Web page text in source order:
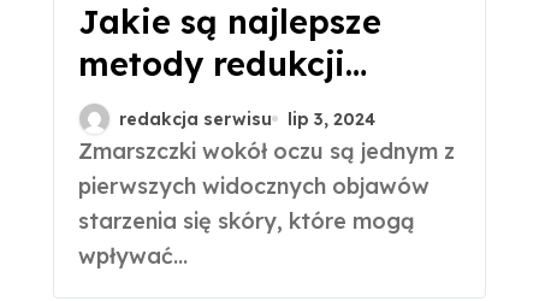
Jakie są najlepsze
metody redukcji
zmarszczek wokół
oczu?
redakcja serwisu lip 3, 2024
Zmarszczki wokół oczu są jednym z
pierwszych widocznych objawów
starzenia się skóry, które mogą
wpływać...